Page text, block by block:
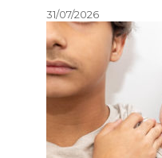
31/07/2026